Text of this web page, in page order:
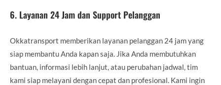
6. Layanan 24 Jam dan Support Pelanggan
Okkatransport memberikan layanan pelanggan 24 jam yang
siap membantu Anda kapan saja. Jika Anda membutuhkan
bantuan, informasi lebih lanjut, atau perubahan jadwal, tim
kami siap melayani dengan cepat dan profesional. Kami ingin